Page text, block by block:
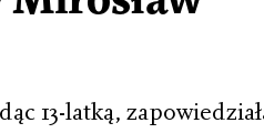
13-latką,